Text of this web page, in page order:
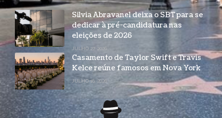
Silvia Abravanel deixa o SBT para se
dedicar à pré-candidatura nas
eleições de 2026
JULHO 27, 2026
Casamento de Taylor Swift e Travis
Kelce reúne famosos em Nova York
JULHO 16, 2026